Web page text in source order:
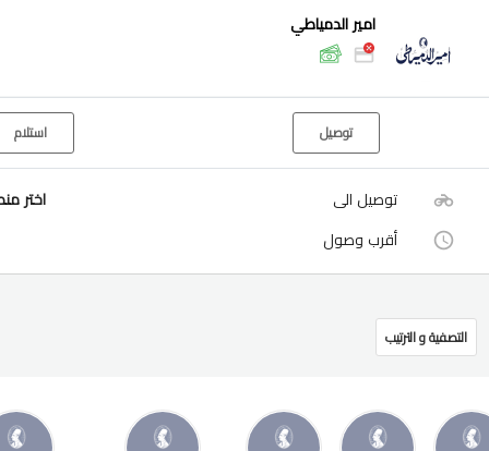
امير الدمياطي
توصيل استلام
توصيل الى اختر
أقرب وصول
التصفية و الترتيب